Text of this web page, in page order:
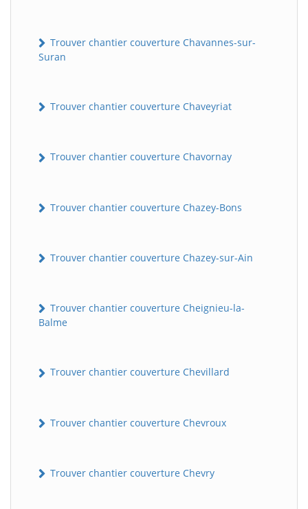
Trouver chantier couverture Chavannes-sur-
Suran
Trouver chantier couverture Chaveyriat
Trouver chantier couverture Chavornay
Trouver chantier couverture Chazey-Bons
Trouver chantier couverture Chazey-sur-Ain
Trouver chantier couverture Cheignieu-la-
Balme
Trouver chantier couverture Chevillard
Trouver chantier couverture Chevroux
Trouver chantier couverture Chevry